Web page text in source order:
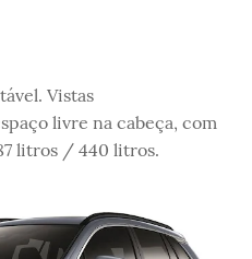
Vistas
livre na cabeça, com
litros / 440 litros.